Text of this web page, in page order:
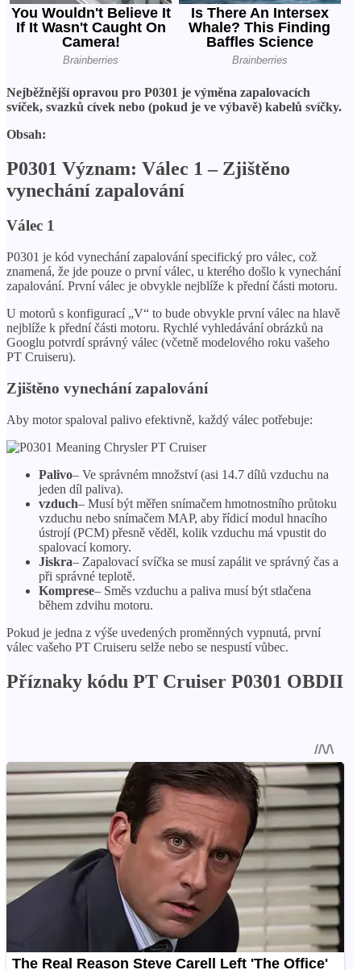
Nejběžnější opravou pro P0301 je výměna zapalovacích
svíček, svazků cívek nebo (pokud je ve výbavě) kabelů svíčky.
Obsah:
P0301 Význam: Válec 1 – Zjištěno
vynechání zapalování
Válec 1
P0301 je kód vynechání zapalování specifický pro válec, což
znamená, že jde pouze o první válec, u kterého došlo k vynechání
zapalování. První válec je obvykle nejblíže k přední části motoru.
U motorů s konfigurací „V“ to bude obvykle první válec na hlavě
nejblíže k přední části motoru. Rychlé vyhledávání obrázků na
Googlu potvrdí správný válec (včetně modelového roku vašeho
PT Cruiseru).
Zjištěno vynechání zapalování
Aby motor spaloval palivo efektivně, každý válec potřebuje:
Palivo– Ve správném množství (asi 14.7 dílů vzduchu na
jeden díl paliva).
vzduch– Musí být měřen snímačem hmotnostního průtoku
vzduchu nebo snímačem MAP, aby řídicí modul hnacího
ústrojí (PCM) přesně věděl, kolik vzduchu má vpustit do
spalovací komory.
Jiskra– Zapalovací svíčka se musí zapálit ve správný čas a
při správné teplotě.
Komprese– Směs vzduchu a paliva musí být stlačena
během zdvihu motoru.
Pokud je jedna z výše uvedených proměnných vypnutá, první
válec vašeho PT Cruiseru selže nebo se nespustí vůbec.
Příznaky kódu PT Cruiser P0301 OBDII